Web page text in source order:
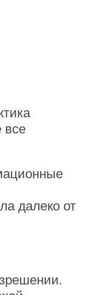
все
далеко от